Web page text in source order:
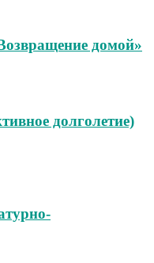
домой»
долголетие)